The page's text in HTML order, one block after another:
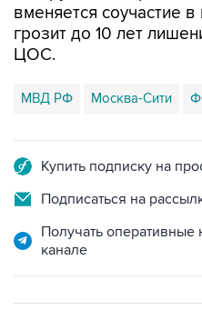
вменяется соучастие
грозит до 10 лет
ЦОС.
МВД РФ Москва-Сити
Купить подписку на
Подписаться на
Получать
канале